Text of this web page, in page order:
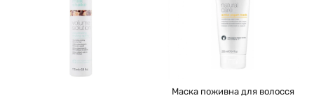
Маска поживна для волосся